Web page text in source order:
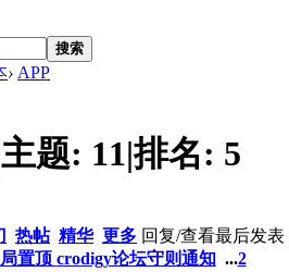
搜索
› APP
主题: 11|排名: 5
热帖 精华 更多 回复/查看最后发表
crodigy论坛守则通知 ...2